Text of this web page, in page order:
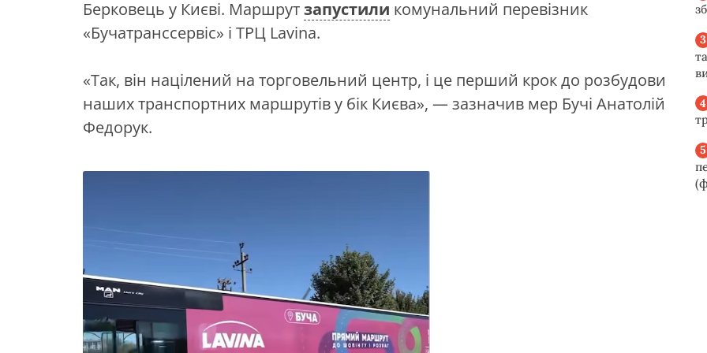
Берковець у Києві. Маршрутзапустили комунальний перевізник
«Бучатранссервіс» і ТРЦ Lavina.
«Так, він націлений на торговельний центр, і це перший крок до розбудови
наших транспортних маршрутів у бік Києва», — зазначив мер Бучі Анатолій
Федорук.